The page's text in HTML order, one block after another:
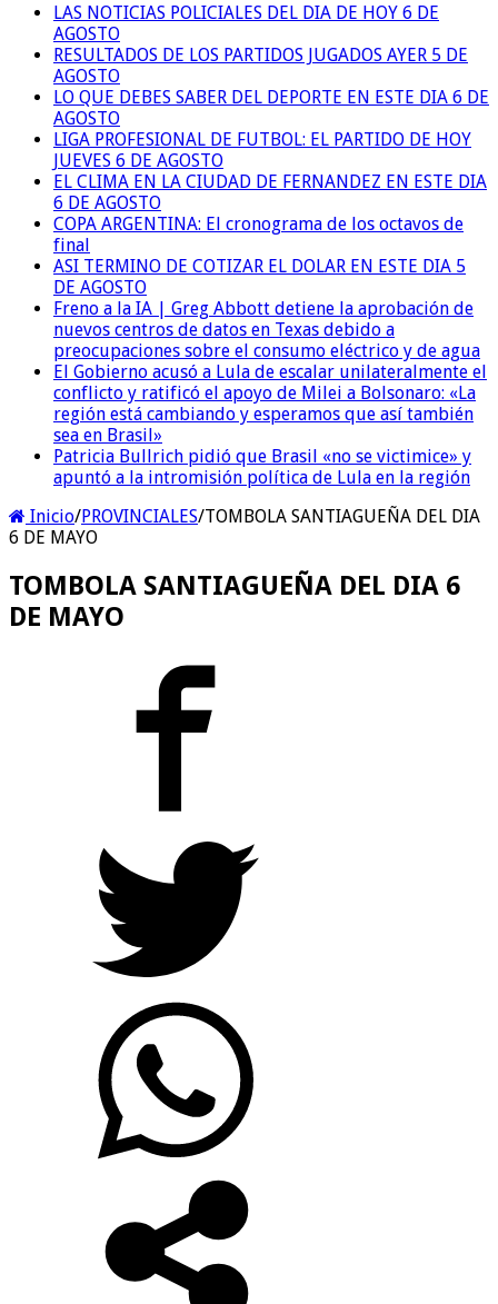
LAS NOTICIAS POLICIALES DEL DIA DE HOY 6 DE
AGOSTO
RESULTADOS DE LOS PARTIDOS JUGADOS AYER 5 DE
AGOSTO
LO QUE DEBES SABER DEL DEPORTE EN ESTE DIA 6 DE
AGOSTO
LIGA PROFESIONAL DE FUTBOL: EL PARTIDO DE HOY
JUEVES 6 DE AGOSTO
EL CLIMA EN LA CIUDAD DE FERNANDEZ EN ESTE DIA
6 DE AGOSTO
COPA ARGENTINA: El cronograma de los octavos de
final
ASI TERMINO DE COTIZAR EL DOLAR EN ESTE DIA 5
DE AGOSTO
Freno a la IA | Greg Abbott detiene la aprobación de
nuevos centros de datos en Texas debido a
preocupaciones sobre el consumo eléctrico y de agua
El Gobierno acusó a Lula de escalar unilateralmente el
conflicto y ratificó el apoyo de Milei a Bolsonaro: «La
región está cambiando y esperamos que así también
sea en Brasil»
Patricia Bullrich pidió que Brasil «no se victimice» y
apuntó a la intromisión política de Lula en la región
Inicio/PROVINCIALES/TOMBOLA SANTIAGUEÑA DEL DIA
6 DE MAYO
TOMBOLA SANTIAGUEÑA DEL DIA 6
DE MAYO